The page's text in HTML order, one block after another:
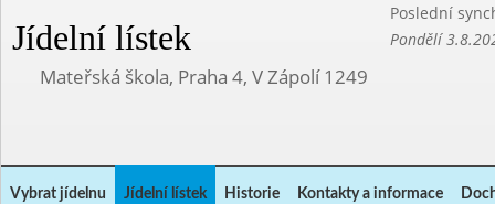
Jídelní lístek
Poslední
Pondělí
Mateřská škola, Praha 4, V Zápolí 1249
Vybrat jídelnu Jídelní lístek Historie Kontakty a informace